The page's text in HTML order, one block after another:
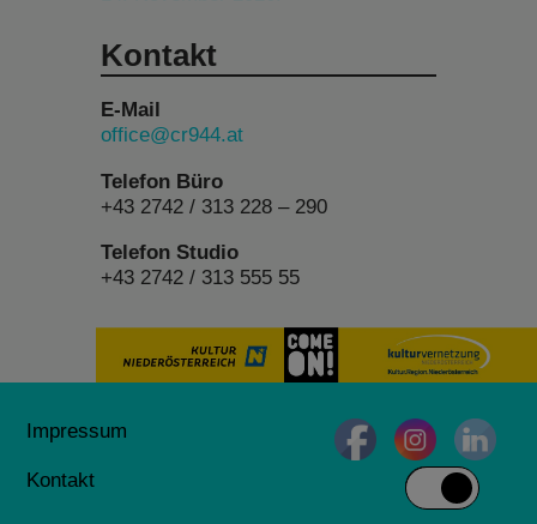
Kontakt
E-Mail
office@cr944.at
Telefon Büro
+43 2742 / 313 228 – 290
Telefon Studio
+43 2742 / 313 555 55
Impressum
Kontakt